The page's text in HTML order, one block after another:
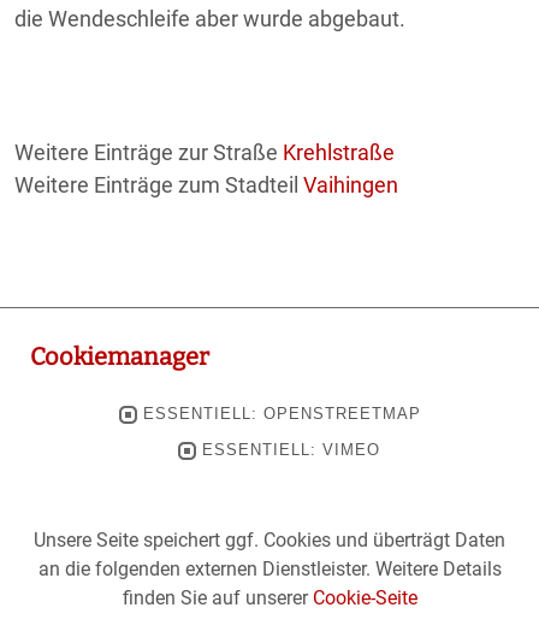
die Wendeschleife aber wurde abgebaut.
Weitere Einträge zur Straße Krehlstraße
Weitere Einträge zum Stadteil Vaihingen
Cookiemanager
ESSENTIELL: OPENSTREETMAP
ESSENTIELL: VIMEO
Unsere Seite speichert ggf. Cookies und überträgt Daten
an die folgenden externen Dienstleister. Weitere Details
finden Sie auf unserer Cookie-Seite